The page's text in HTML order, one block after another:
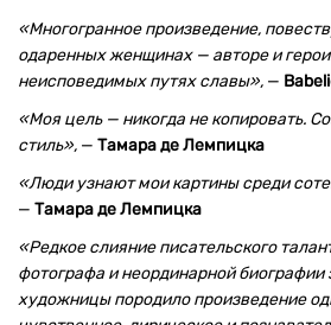
«Многогранное произведение,
одаренных женщинах — авторе и
неисповедимых путях славы», —
«Моя цель — никогда не копировать.
стиль», — Тамара де Лемпицка
«Люди узнают мои картины среди
— Тамара де Лемпицка
«Редкое слияние писательского
фотографа и неординарной биографии
художницы породило произведение